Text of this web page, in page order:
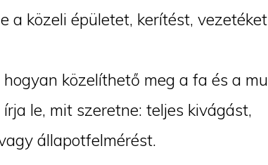
a közeli épületet, kerítést,
közelíthető meg a fa és a
le, mit szeretne: teljes kivágást,
állapotfelmérést.